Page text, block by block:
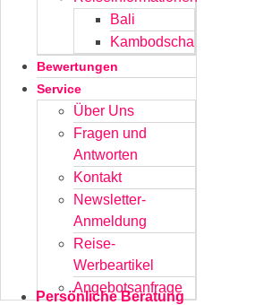
Bali
Kambodscha
Bewertungen
Service
Über Uns
Fragen und
Antworten
Kontakt
Newsletter-
Anmeldung
Reise-
Werbeartikel
Angebotsanfrage
Persönliche Beratung